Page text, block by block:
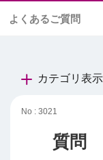
よくあるご質問
カテゴリ表示
No : 3021